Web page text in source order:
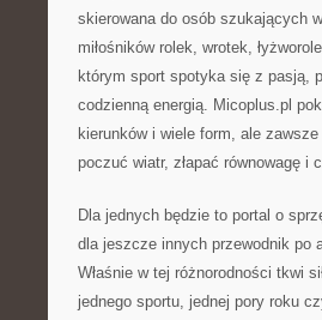
skierowana do osób szukających
miłośników rolek, wrotek,
którym sport spotyka się z pasją,
codzienną energią. Micoplus.pl
kierunków i wiele form, ale
poczuć wiatr, złapać równowagę
Dla jednych będzie to portal o
dla jeszcze innych przewodnik po
Właśnie w tej różnorodności tkwi
jednego sportu, jednej pory roku